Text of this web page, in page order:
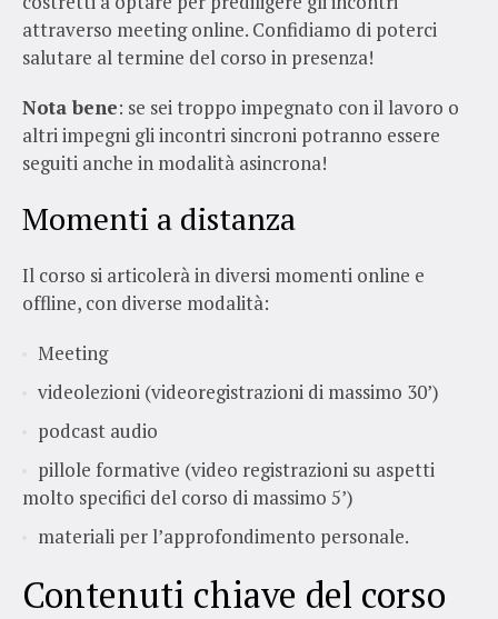
attraverso meeting online. Confidiamo di poterci
salutare al termine del corso in presenza!
Nota bene: se sei troppo impegnato con il lavoro o
altri impegni gli incontri sincroni potranno essere
seguiti anche in modalità asincrona!
Momenti a distanza
Il corso si articolerà in diversi momenti online e
offline, con diverse modalità:
Meeting
videolezioni (videoregistrazioni di massimo 30’)
podcast audio
pillole formative (video registrazioni su aspetti
molto specifici del corso di massimo 5’)
materiali per l’approfondimento personale.
Contenuti chiave del corso